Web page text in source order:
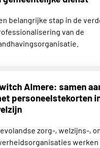
belangrijke stap in de
van de
Almere: samen
personeelstekorten
zorg-, welzijns-,
werken